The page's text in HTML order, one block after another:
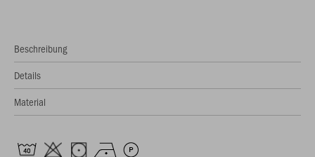
Beschreibung
Details
Material